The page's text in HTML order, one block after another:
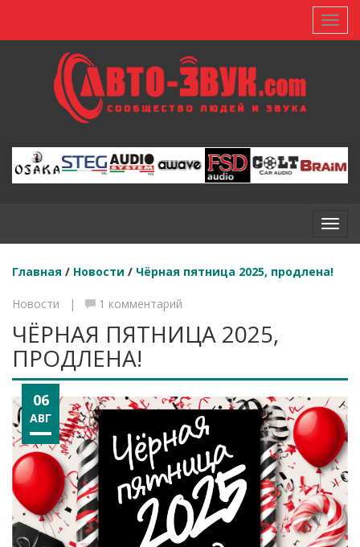
Главная / Новости / Чёрная пятница 2025, продлена!
Новости | 1 комментарий
ЧЁРНАЯ ПЯТНИЦА 2025,
ПРОДЛЕНА!
06
АВГ